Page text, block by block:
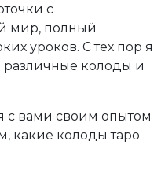
с
мир, полный
уроков. С тех пор я
различные колоды и
с вами своим опытом
какие колоды таро